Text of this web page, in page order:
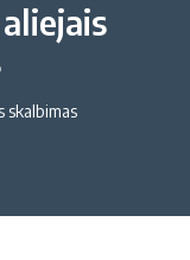
skalbimas